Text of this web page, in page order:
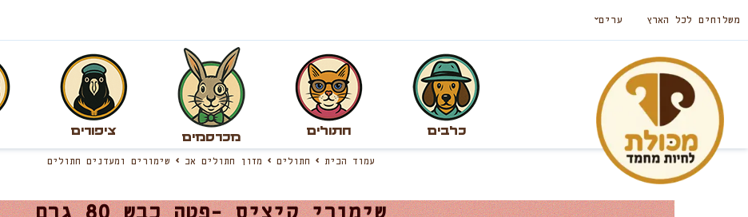
משלוחים לכל הארץ ערים
כלבים חתולים
מכרסמים
ציפורים
עמוד הבית חתולים מזון חתולים אב שימורים ומעדנים חתולים